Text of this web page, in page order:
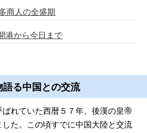
商人の全盛期
港から今日まで
る中国との交流
れていた西暦５７年、後漢の皇帝
た。この頃すでに中国大陸と交流